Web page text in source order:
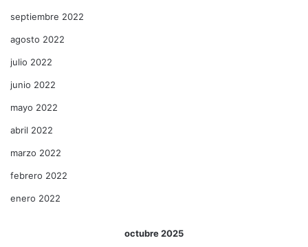
septiembre 2022
agosto 2022
julio 2022
junio 2022
mayo 2022
abril 2022
marzo 2022
febrero 2022
enero 2022
octubre 2025